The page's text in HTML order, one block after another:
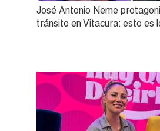
José Antonio Neme
tránsito en Vitacura: esto es